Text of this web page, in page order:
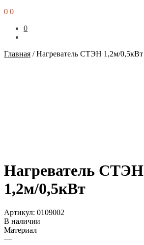
0 0
0
Главная /Нагреватель СТЭН 1,2м/0,5кВт
Нагреватель СТЭН
1,2м/0,5кВт
Артикул: 0109002
В наличии
Материал
—